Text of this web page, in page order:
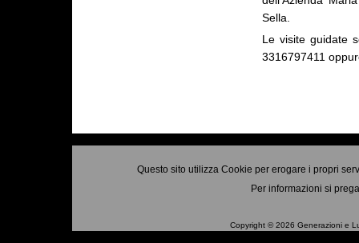
Sella.
Le visite guidate
3316797411
Questo sito utilizza Cookie per erogare i propri
Per informazioni si
Copyright © 2026 Generazioni e